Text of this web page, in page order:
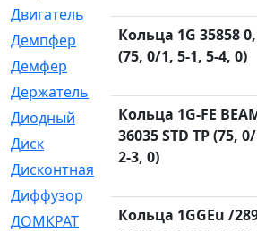
Двигатель
[64]
Демпфер
[2]
Демфер
[1]
Держатель
[5]
Диодный
[3]
Диск
[418]
Дисконтная
Диффузор
[1]
ДОМКРАТ
[1]
Кольца 1G 35858
(75, 0/1, 5-1, 5-4, 0)
Кольца 1G-FE
36035 STD TP (75,
2-3, 0)
Кольца 1GGEu /